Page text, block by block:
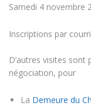
Samedi 4 novembre
Inscriptions par
D’autres visites
négociation, pour
La Demeure du